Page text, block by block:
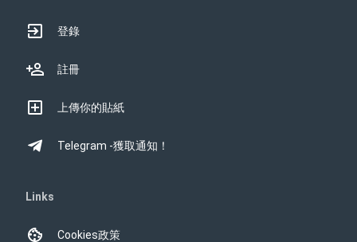
登錄
註冊
上傳你的貼紙
Telegram -獲取通知！
Links
Cookies政策